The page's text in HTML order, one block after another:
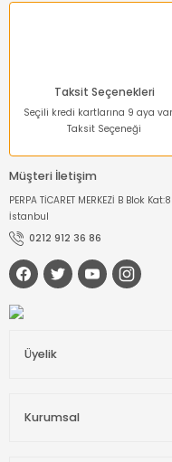
Taksit Seçenekleri
Seçili kredi kartlarına 9 aya
Taksit Seçeneği
Müşteri İletişim
PERPA TİCARET MERKEZİ B Blok
İstanbul
0212 912 36 86
Üyelik
Kurumsal